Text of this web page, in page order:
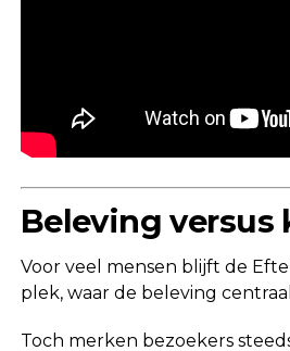
Beleving versus
Voor veel mensen blijft de
plek, waar de beleving
Toch merken bezoekers